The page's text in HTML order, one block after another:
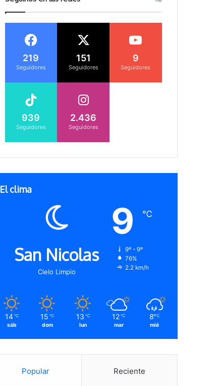
219
Seguidores
151
Seguidores
9
Seguidores
939
Seguidores
2.436
Seguidores
El clima
San Nicolas
Cielo Limpio
9 ℃
9º - 9º
76%
2.2 km/h
14 ℃
sáb
15 ℃
dom
13 ℃
lun
12 ℃
mar
8 ℃
mié
Popular Reciente